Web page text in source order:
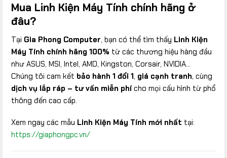
Mua Linh Kiện Máy Tính chính hãng ở
đâu?
Tại Gia Phong Computer, bạn có thể tìm thấy Linh Kiện
Máy Tính chính hãng 100% từ các thương hiệu hàng đầu
như ASUS, MSI, Intel, AMD, Kingston, Corsair, NVIDIA…
Chúng tôi cam kết bảo hành 1 đổi 1, giá cạnh tranh, cùng
dịch vụ lắp ráp – tư vấn miễn phí cho mọi cấu hình từ phổ
thông đến cao cấp.
Xem ngay các mẫu Linh Kiện Máy Tính mới nhất tại:
https://giaphongpc.vn/